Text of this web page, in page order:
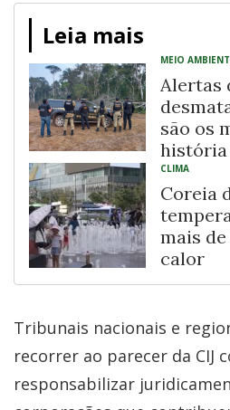
Leia mais
MEIO
Alertas
são os
história
CLIMA
Coreia
mais
calor
Tribunais nacionais e
recorrer ao parecer da CIJ
responsabilizar